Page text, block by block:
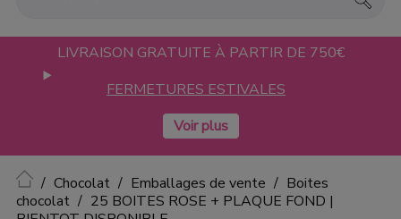
LIVRAISON GRATUITE À PARTIR DE 750€
FERMETURES ESTIVALES
Accueil
Chocolat Emballages de vente
Boites
chocolat
25 BOITES ROSE + PLAQUE FOND |